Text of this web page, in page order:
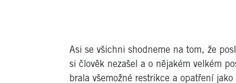
Asi se všichni shodneme na tom, že
si člověk nezašel a o nějakém velkém
brala všemožné restrikce a opatření